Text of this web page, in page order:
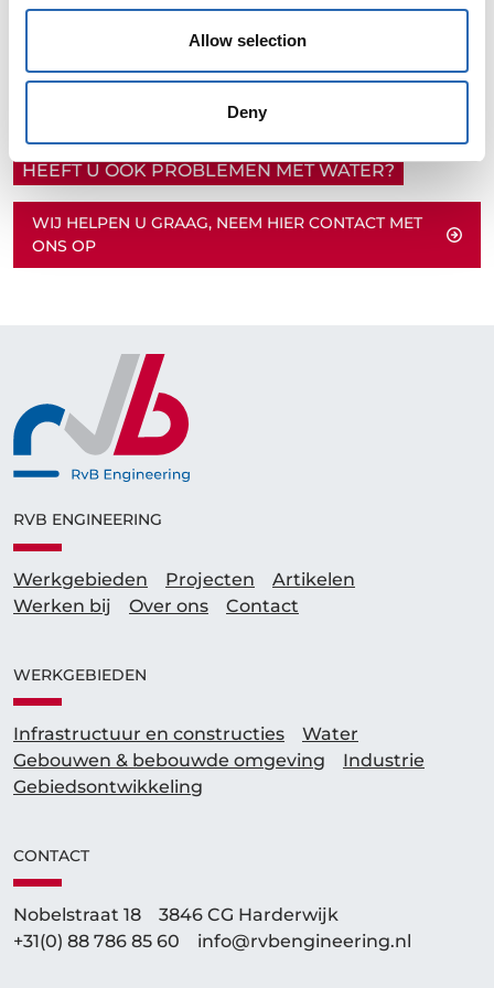
Allow selection
Deny
HEEFT U OOK PROBLEMEN MET WATER?
WIJ HELPEN U GRAAG, NEEM HIER CONTACT MET
ONS OP
RVB ENGINEERING
Werkgebieden Projecten
Artikelen
Werken bij
Over ons Contact
WERKGEBIEDEN
Infrastructuur en constructies
Water
Gebouwen & bebouwde omgeving
Industrie
Gebieds­ontwikkeling
CONTACT
Nobelstraat 18
3846 CG Harderwijk
+31(0) 88 786 85 60
info@rvbengineering.nl